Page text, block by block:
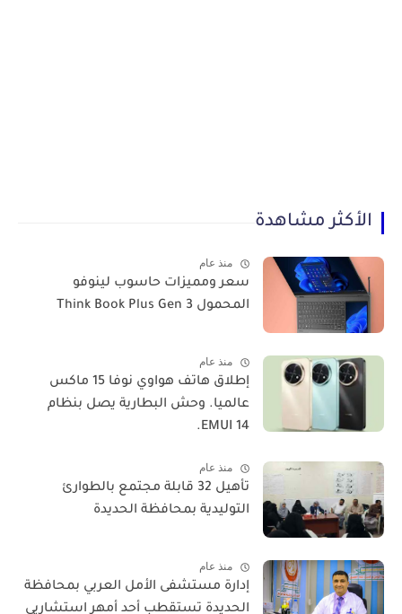
الأكثر مشاهدة
منذ عام
سعر ومميزات حاسوب لينوفو
المحمول Think Book Plus Gen 3
منذ عام
​إطلاق هاتف هواوي نوفا 15 ماكس
عالميا. وحش البطارية يصل بنظام
EMUI 14.
منذ عام
تأهيل 32 قابلة مجتمع بالطوارئ
التوليدية بمحافظة الحديدة
منذ عام
إدارة مستشفى الأمل العربي بمحافظة
الحديدة تستقطب أحد أمهر استشاريي